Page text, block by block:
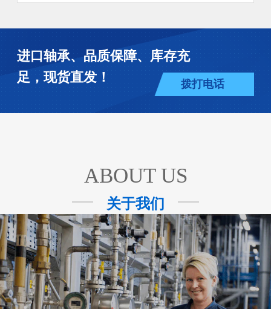
进口轴承、品质保障、库存充
足，现货直发！
拨打电话
ABOUT US
关于我们